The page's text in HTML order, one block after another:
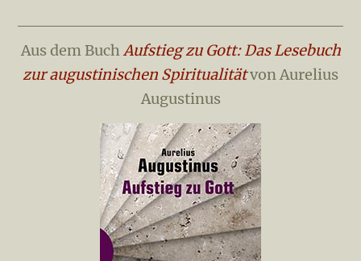
Aus dem Buch Aufstieg zu Gott: Das Lesebuch
zur augustinischen Spiritualitätvon Aurelius
Augustinus